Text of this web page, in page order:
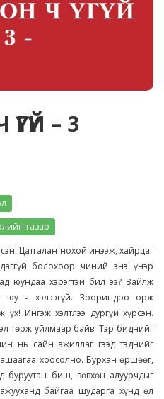
– 3
газар
Цатгалан нохой инээж, хайрцаг
болохоор чиний энэ үнэр
юундаа хэрэгтэй бил ээ? Зайлж
юу ч хэлээгүй. Зоориндоо орж
үх! Ингэж хэлтлээ дургүй хүрсэн.
төрж уйлмаар байв. Тэр биднийг
нь сайн ажиллаг гээд тэднийг
хоосолно. Бурхан өршөөг,
буруутан биш, зөвхөн алуурчдыг
байгаа шударга хүнд өл